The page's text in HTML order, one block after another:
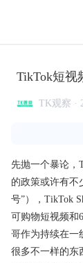
TikTok短视
TK观察 ·
先抛一个暴论，
的政策或许有不
号”），TikTok
可购物短视频和
哥作为持续在一
很多不一样的东